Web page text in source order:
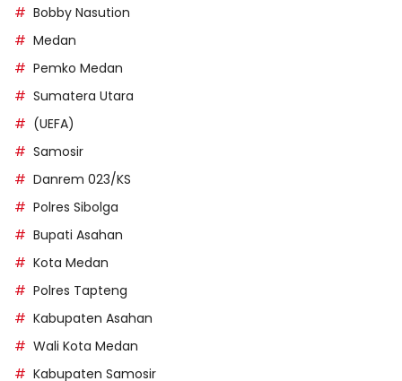
Bobby Nasution
Medan
Pemko Medan
Sumatera Utara
(UEFA)
Samosir
Danrem 023/KS
Polres Sibolga
Bupati Asahan
Kota Medan
Polres Tapteng
Kabupaten Asahan
Wali Kota Medan
Kabupaten Samosir